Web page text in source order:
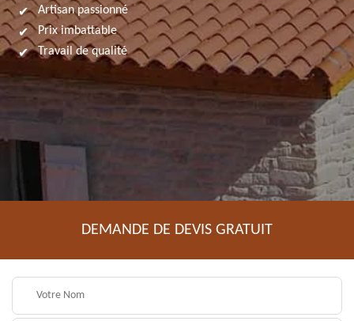
Artisan passionné
Prix imbattable
Travail de qualité
DEMANDE DE DEVIS GRATUIT